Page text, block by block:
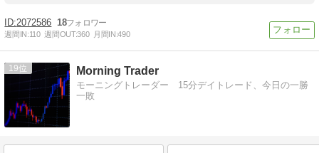
2072586 18
週間IN:110 週間OUT:360 月間IN:490
19 Morning Trader
モーニングトレーダー 15分デイトレード、今日の一勝
一敗